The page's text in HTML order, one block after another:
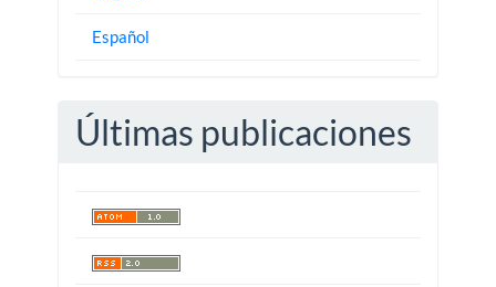
Español
Últimas publicaciones